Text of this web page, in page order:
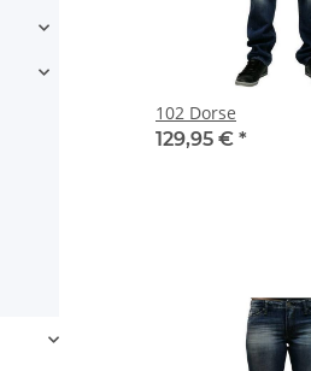
102 Dorse
129,95 € *